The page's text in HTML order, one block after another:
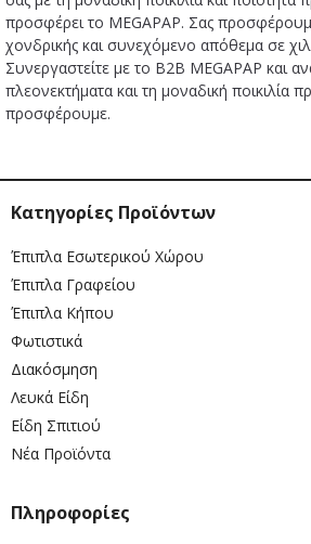
προσφέρει το MEGAPAP. Σας
χονδρικής και συνεχόμενο απόθεμα σε
Συνεργαστείτε με το B2B MEGAPAP και
πλεονεκτήματα και τη μοναδική ποικιλία
προσφέρουμε.
Κατηγορίες Προϊόντων
Έπιπλα Εσωτερικού Χώρου
Έπιπλα Γραφείου
Έπιπλα Κήπου
Φωτιστικά
Διακόσμηση
Λευκά Είδη
Είδη Σπιτιού
Νέα Προϊόντα
Πληροφορίες